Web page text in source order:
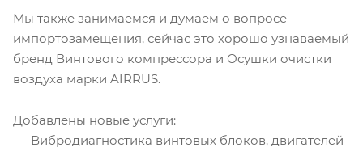
Мы также занимаемся и думаем о вопросе
импортозамещения, сейчас это хорошо узнаваемый
бренд Винтового компрессора и Осушки очистки
воздуха марки AIRRUS.
Добавлены новые услуги:
Вибродиагностика винтовых блоков, двигателей